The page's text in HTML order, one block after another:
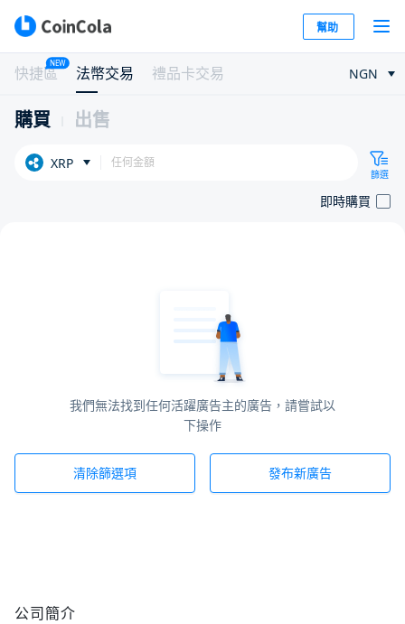
幫助
快捷區
NEW
法幣交易 禮品卡交易 NGN
購買 出售
XRP
篩選
即時購買
我們無法找到任何活躍廣告主的廣告，請嘗試以
下操作
清除篩選項 發布新廣告
公司簡介